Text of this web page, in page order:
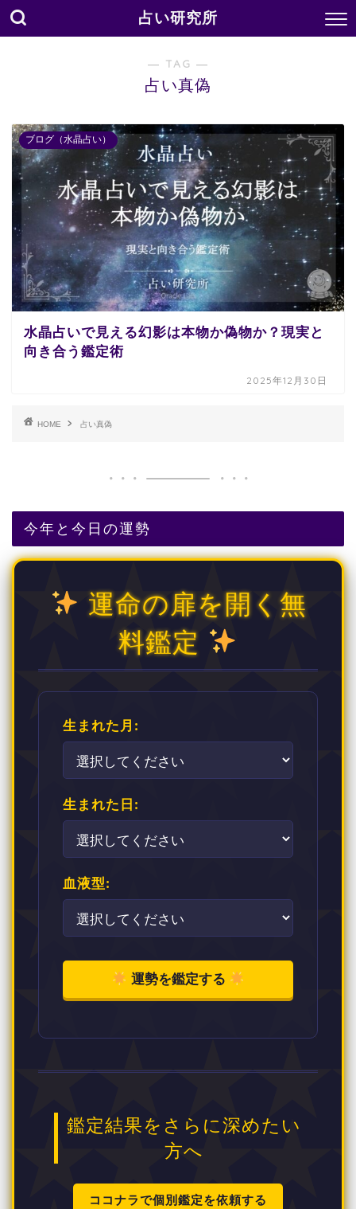
占い研究所
― TAG ―
占い真偽
ブログ（水晶占い）
水晶占いで見える幻影は本物か偽物か？現実と
向き合う鑑定術
2025年12月30日
HOME 占い真偽
今年と今日の運勢
運命の扉を開く無
料鑑定
生まれた月:
生まれた日:
血液型:
運勢を鑑定する
鑑定結果をさらに深めたい
方へ
ココナラで個別鑑定を依頼する